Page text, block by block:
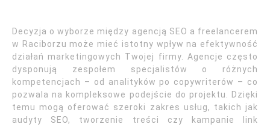
Decyzja o wyborze między agencją SEO a freelancerem
w Raciborzu może mieć istotny wpływ na efektywność
działań marketingowych Twojej firmy. Agencje często
dysponują zespołem specjalistów o różnych
kompetencjach – od analityków po copywriterów – co
pozwala na kompleksowe podejście do projektu. Dzięki
temu mogą oferować szeroki zakres usług, takich jak
audyty SEO, tworzenie treści czy kampanie link